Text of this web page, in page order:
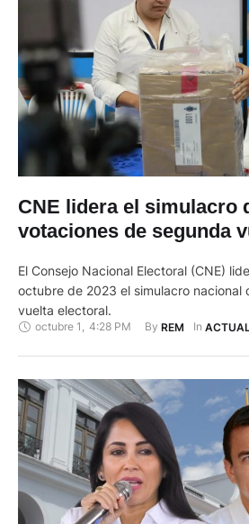
CNE lidera el simulacro
votaciones de segunda
El Consejo Nacional Electoral (CNE)
octubre de 2023 el simulacro nacional
vuelta electoral.
octubre 1 , 4:28 PM By REM In